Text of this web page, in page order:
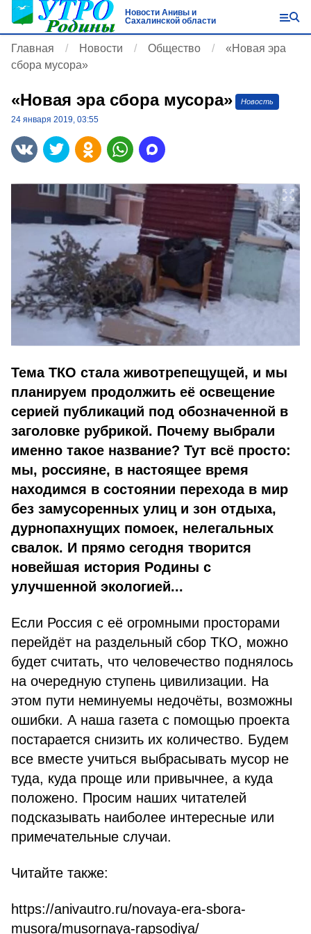
Новости Анивы и
Сахалинской области
Главная Новости Общество
«Новая эра
сбора мусора»
«Новая эра сбора мусора» Новость
24 января 2019, 03:55
Тема ТКО стала животрепещущей, и мы
планируем продолжить её освещение
серией публикаций под обозначенной в
заголовке рубрикой. Почему выбрали
именно такое название? Тут всё просто:
мы, россияне, в настоящее время
находимся в состоянии перехода в мир
без замусоренных улиц и зон отдыха,
дурнопахнущих помоек, нелегальных
свалок. И прямо сегодня творится
новейшая история Родины с
улучшенной экологией...
Если Россия с её огромными просторами
перейдёт на раздельный сбор ТКО, можно
будет считать, что человечество поднялось
на очередную ступень цивилизации. На
этом пути неминуемы недочёты, возможны
ошибки. А наша газета с помощью проекта
постарается снизить их количество. Будем
все вместе учиться выбрасывать мусор не
туда, куда проще или привычнее, а куда
положено. Просим наших читателей
подсказывать наиболее интересные или
примечательные случаи.
Читайте также:
https://anivautro.ru/novaya-era-sbora-
musora/musornaya-rapsodiya/